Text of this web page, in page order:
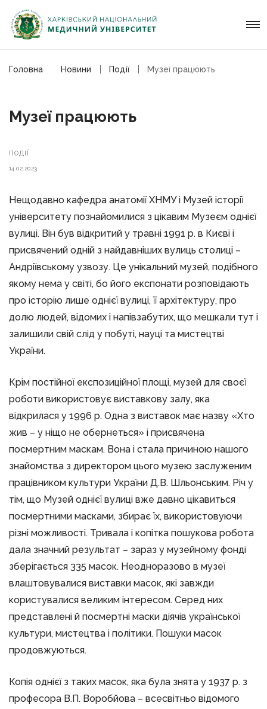
Головна Новини Події Музеї працюють
Музеї працюють
ПОДІЇ
14.02.2023
Нещодавно кафедра анатомії ХНМУ і Музей історії
університету познайомилися з цікавим Музеєм однієї
вулиці. Він був відкритий у травні 1991 р. в Києві і
присвячений одній з найдавніших вулиць столиці –
Андріївському узвозу. Це унікальний музей, подібного
якому нема у світі, бо його експонати розповідають
про історію лише однієї вулиці, її архітектуру, про
долю людей, відомих і напівзабутих, що мешкали тут і
залишили свій слід у побуті, науці та мистецтві
України.
Крім постійної експозиційної площі, музей для своєї
роботи використовує виставкову залу, яка
відкрилася у 1996 р. Одна з виставок має назву «Хто
жив – у ніщо не обернеться» і присвячена
посмертним маскам. Вона і стала причиною нашого
знайомства з директором цього музею заслуженим
працівником культури України Д.В. Шльонським. Річ у
тім, що Музей однієї вулиці вже давно цікавиться
посмертними масками, збирає їх, використовуючи
різні можливості. Тривала і копітка пошукова робота
дала значний результат – зараз у музейному фонді
зберігається 335 масок. Неодноразово в музеї
влаштовувалися виставки масок, які завжди
користувалися великим інтересом. Серед них
представлені й посмертні маски діячів української
культури, мистецтва і політики. Пошуки масок
продовжуються.
Копія однієї з таких масок, яка була знята у 1937 р. з
професора В.П. Воробйова – всесвітньо відомого